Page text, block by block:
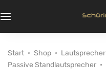
Start Shop Lautsprecher
Passive Standlautsprecher